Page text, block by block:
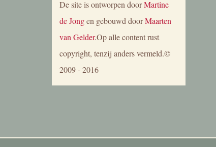
De site is ontworpen doorMartine
de Jongen gebouwd doorMaarten
van Gelder.Op alle content rust
copyright, tenzij anders vermeld.©
2009 - 2016